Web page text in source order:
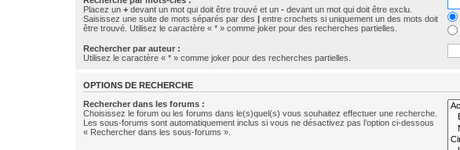
Placez un + devant un mot qui doit être trouvé et un - devant un mot qui doit être exclu.
Saisissez une suite de mots séparés par des | entre crochets si uniquement un des mots doit
être trouvé. Utilisez le caractère « * » comme joker pour des recherches partielles.
Rechercher par auteur :
Utilisez le caractère « * » comme joker pour des recherches partielles.
OPTIONS DE RECHERCHE
Rechercher dans les forums :
Choisissez le forum ou les forums dans le(s)quel(s) vous souhaitez effectuer une recherche.
Les sous-forums sont automatiquement inclus si vous ne désactivez pas l’option ci-dessous
« Rechercher dans les sous-forums ».